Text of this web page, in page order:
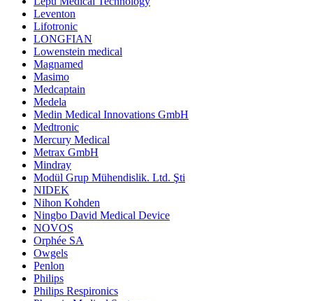
Leventon
Lifotronic
LONGFIAN
Lowenstein medical
Magnamed
Masimo
Medcaptain
Medela
Medin Medical Innovations GmbH
Medtronic
Mercury Medical
Metrax GmbH
Mindray
Modül Grup Mühendislik. Ltd. Şti
NIDEK
Nihon Kohden
Ningbo David Medical Device
NOVOS
Orphée SA
Owgels
Penlon
Philips
Philips Respironics